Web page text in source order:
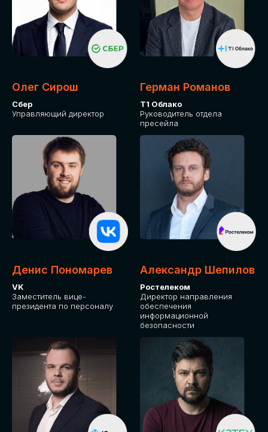
Олег Сирош
Сбер
Управляющий директор
Герман Романов
Т1 Облако
Руководитель отдела
пресейла
Денис Пономарев
VK
Заместитель вице-
президента по персоналу
Александр Шепилов
Ростелеком
Директор направления
обеспечения
информационной
безопасности